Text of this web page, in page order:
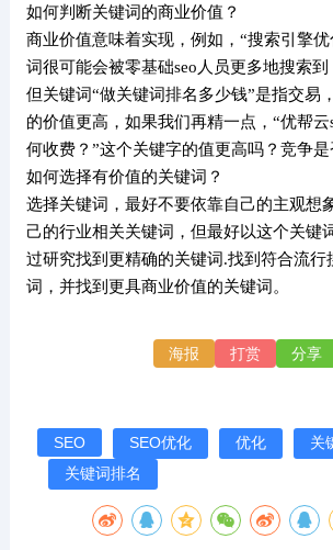
如何判断关键词的商业价值？
商业价值意味着实现，例如，“搜索引擎
词很可能会被零基础seo人员更多地搜索到
但关键词“做关键词排名多少钱”是指交易
的价值更高，如果我们再精一点，“优帮云
何收费？”这个关键字的值更高吗？竞争是
如何选择有价值的关键词？
选择关键词，最好不要依靠自己的主观想
己的行业相关关键词，但最好以这个关键
过研究找到更精确的关键词.找到符合流行
词，并找到更具商业价值的关键词。
海报 打赏 分享
SEO SEO优化 优化
关
关键词排名